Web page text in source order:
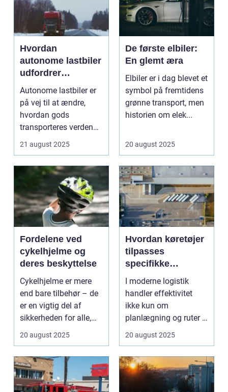
Hvordan
autonome lastbiler
udfordrer
traditionel logistik
Autonome lastbiler er
på vej til at ændre,
hvordan gods
transporteres verden
over. Udsty...
21 august 2025
De første elbiler:
En glemt æra
Elbiler er i dag blevet et
symbol på fremtidens
grønne transport, men
historien om elek...
20 august 2025
Fordelene ved
cykelhjelme og
deres beskyttelse
Cykelhjelme er mere
end bare tilbehør – de
er en vigtig del af
sikkerheden for alle,
de...
20 august 2025
Hvordan køretøjer
tilpasses
specifikke
logistiske opgaver
I moderne logistik
handler effektivitet
ikke kun om
planlægning og ruter –
det handler i...
20 august 2025